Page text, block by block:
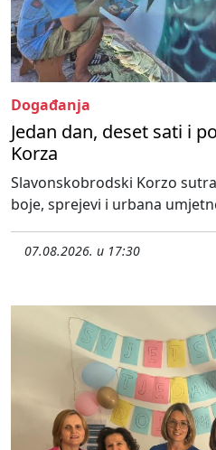
Događanja
Jedan dan, deset sati i
Korza
Slavonskobrodski Korzo
boje, sprejevi i urbana
07.08.2026. u 17:30